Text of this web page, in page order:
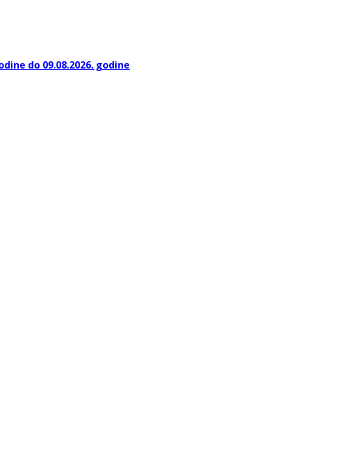
do 09.08.2026. godine